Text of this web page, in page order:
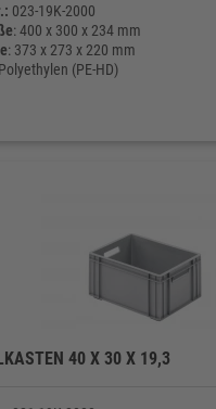
023-19K-2000
: 400 x 300 x 234 mm
: 373 x 273 x 220 mm
(PE-HD)
40 X 30 X 19,3